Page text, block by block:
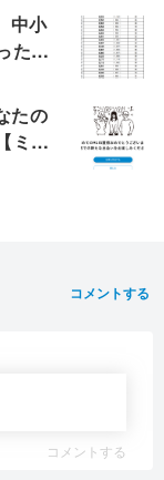
中小
たよ
たの
ミン
コメントする
コメントする